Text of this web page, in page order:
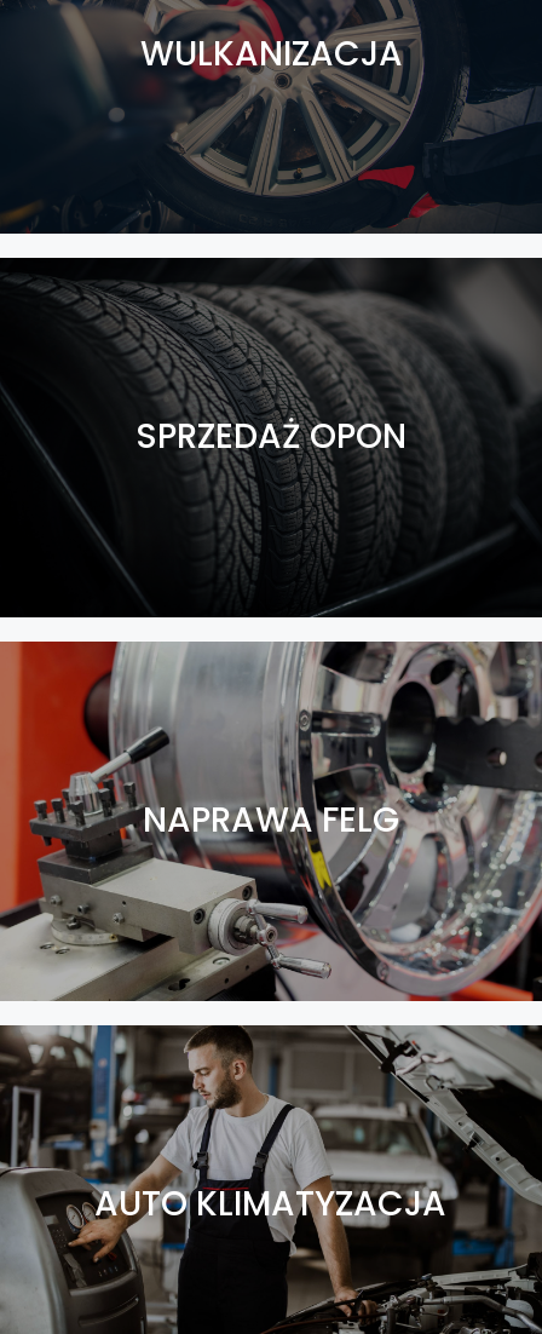
WULKANIZACJA
SPRZEDAŻ OPON
NAPRAWA FELG
AUTO KLIMATYZACJA